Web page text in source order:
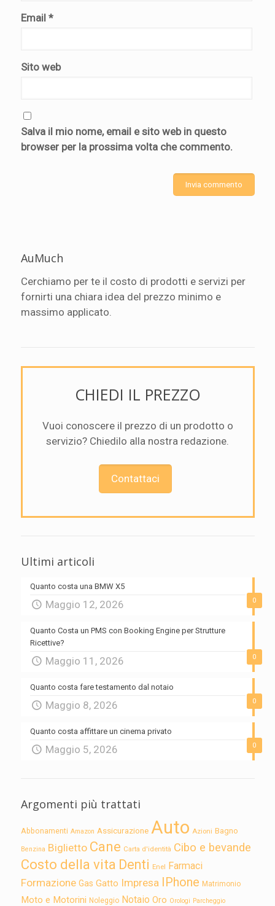
Email *
Sito web
Salva il mio nome, email e sito web in questo
browser per la prossima volta che commento.
AuMuch
Cerchiamo per te il costo di prodotti e servizi per
fornirti una chiara idea del prezzo minimo e
massimo applicato.
CHIEDI IL PREZZO
Vuoi conoscere il prezzo di un prodotto o
servizio? Chiedilo alla nostra redazione.
Contattaci
Ultimi articoli
0
Quanto costa una BMW X5
Maggio 12, 2026
0
Quanto Costa un PMS con Booking Engine per Strutture
Ricettive?
Maggio 11, 2026
0
Quanto costa fare testamento dal notaio
Maggio 8, 2026
0
Quanto costa affittare un cinema privato
Maggio 5, 2026
Argomenti più trattati
Abbonamenti Amazon Assicurazione Auto Azioni Bagno
Benzina Biglietto Cane Carta d'identità Cibo e bevande
Costo della vita Denti Enel Farmaci
Formazione Gas Gatto Impresa IPhone Matrimonio
Moto e Motorini Noleggio Notaio Oro Orologi Parcheggio